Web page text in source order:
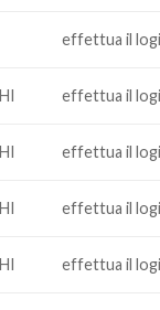
effettua il
effettua il
effettua il
effettua il
effettua il